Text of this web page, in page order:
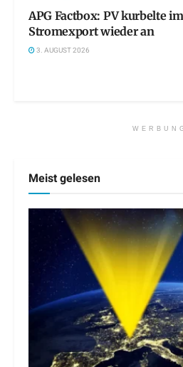
APG Factbox: PV kurbelte
Stromexport wieder an
3. AUGUST 2026
Meist gelesen